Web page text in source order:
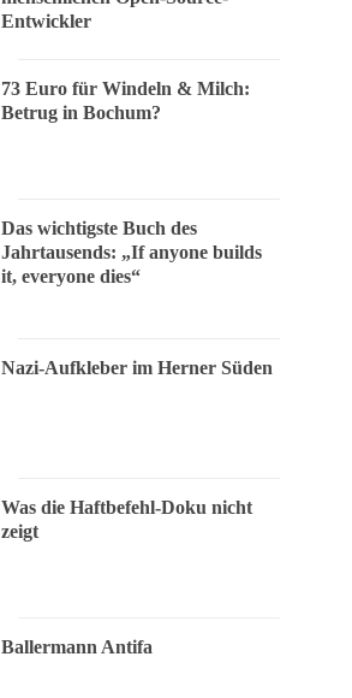
Entwickler
73 Euro für Windeln & Milch:
Betrug in Bochum?
Das wichtigste Buch des
Jahrtausends: „If anyone builds
it, everyone dies“
Nazi-Aufkleber im Herner Süden
Was die Haftbefehl-Doku nicht
zeigt
Ballermann Antifa